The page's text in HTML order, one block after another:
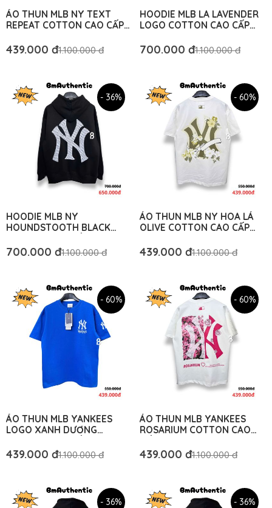
ÁO THUN MLB NY TEXT
REPEAT COTTON CAO CẤP
AUTHENTIC
439.000 đ1.100.000 đ
HOODIE MLB LA LAVENDER
LOGO COTTON CAO CẤP
AUTHENTIC
700.000 đ1.100.000 đ
- 36%
HOODIE MLB NY
HOUNDSTOOTH BLACK
RỘNG - BM AUTHENTIC
700.000 đ1.100.000 đ
- 60%
ÁO THUN MLB NY HOA LÁ
OLIVE COTTON CAO CẤP
AUTHENTIC
439.000 đ1.100.000 đ
- 60%
ÁO THUN MLB YANKEES
LOGO XANH DƯƠNG
RỘNG - BM AUTHENTIC
439.000 đ1.100.000 đ
- 60%
ÁO THUN MLB YANKEES
ROSARIUM COTTON CAO
AUTHENTIC
439.000 đ1.100.000 đ
- 36% - 36%